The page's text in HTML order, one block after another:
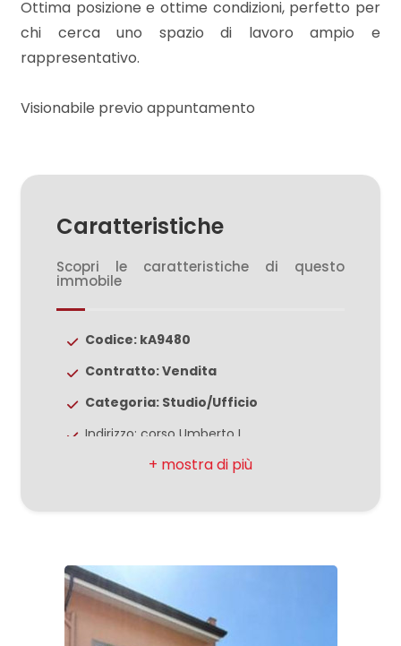
Ottima posizione e ottime condizioni, perfetto per
chi cerca uno spazio di lavoro ampio e
rappresentativo.
Visionabile previo appuntamento
Caratteristiche
Scopri le caratteristiche di questo
immobile
Codice: kA9480
Contratto: Vendita
Categoria: Studio/Ufficio
Indirizzo: corso Umberto I
Comune: Alvignano
Locali
minimi